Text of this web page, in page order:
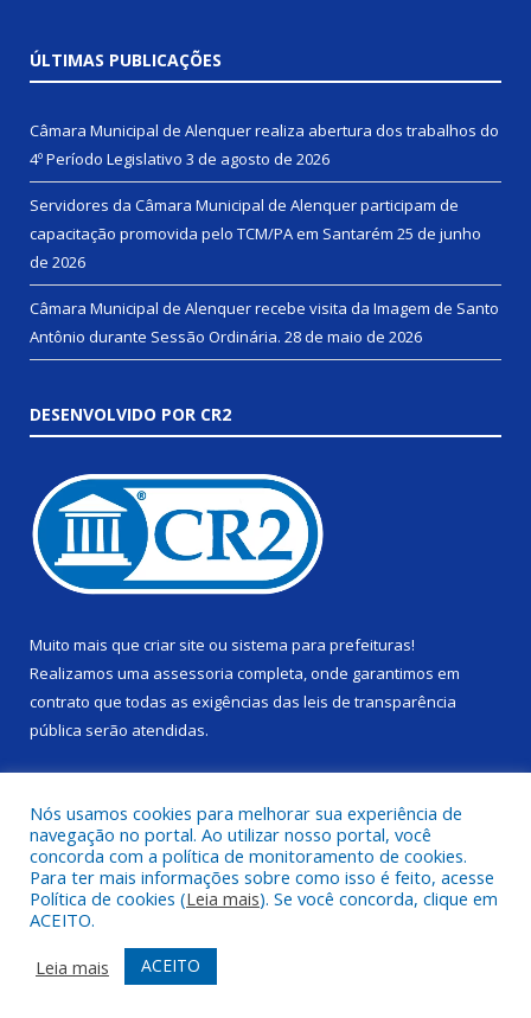
ÚLTIMAS PUBLICAÇÕES
Câmara Municipal de Alenquer realiza abertura dos trabalhos do
4º Período Legislativo 3 de agosto de 2026
Servidores da Câmara Municipal de Alenquer participam de
capacitação promovida pelo TCM/PA em Santarém 25 de junho
de 2026
Câmara Municipal de Alenquer recebe visita da Imagem de Santo
Antônio durante Sessão Ordinária. 28 de maio de 2026
DESENVOLVIDO POR CR2
Muito mais que criar site ou sistema para prefeituras!
Realizamos uma assessoria completa, onde garantimos em
contrato que todas as exigências das leis de transparência
pública serão atendidas.
Todos os direitos reservados a Câmara Municipal de Alenquer.
Mapa do Site
Acessar Área Administrativa
Acessar Webmail
Nós usamos cookies para melhorar sua experiência de
navegação no portal. Ao utilizar nosso portal, você
concorda com a política de monitoramento de cookies.
Para ter mais informações sobre como isso é feito, acesse
Política de cookies (Leia mais). Se você concorda, clique em
ACEITO.
Leia mais
ACEITO